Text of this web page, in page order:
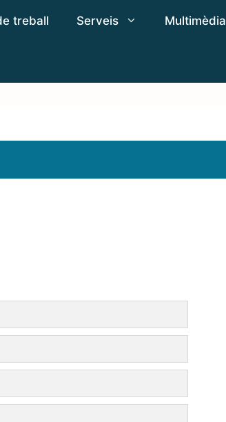
treball Serveis Multimèdia